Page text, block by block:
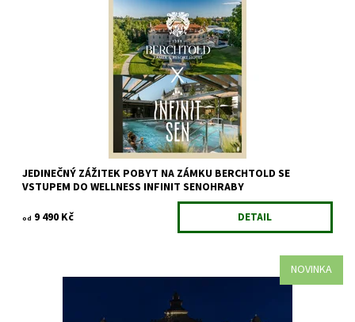
Dopřejte si výjimečný odpočinek v romantickém prostředí Zámku
Berchtold, který se nachází v malebném srdci...
JEDINEČNÝ ZÁŽITEK POBYT NA ZÁMKU BERCHTOLD SE
VSTUPEM DO WELLNESS INFINIT SENOHRABY
od 9 490 Kč DETAIL
NOVINKA